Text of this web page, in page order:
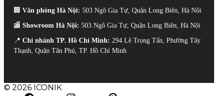
🏢 Văn phòng Hà Nội: 503 Ngô Gia Tự, Quận Long Biên, Hà Nội
🏬 Showroom Hà Nội: 503 Ngô Gia Tự, Quận Long Biên, Hà Nội
📍 Chi nhánh TP. Hồ Chí Minh: 294 Lê Trọng Tấn, Phường Tây
Thạnh, Quận Tân Phú, TP. Hồ Chí Minh
© 2026 ICONIK